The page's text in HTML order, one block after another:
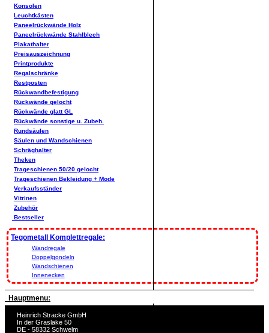
Konsolen
Leuchtkästen
Paneelrückwände Holz
Paneelrückwände Stahlblech
Plakathalter
Preisauszeichnung
Printprodukte
Regalschränke
Restposten
Rückwandbefestigung
Rückwände gelocht
Rückwände glatt GL
Rückwände sonstige u. Zubeh.
Rundsäulen
Säulen und Wandschienen
Schräghalter
Theken
Trageschienen 50/20 gelocht
Trageschienen Bekleidung + Mode
Verkaufsständer
Vitrinen
Zubehör
Bestseller
Tegometall Komplettregale:
Wandregale
Doppelgondeln
Wandschienen
Innenecken
Hauptmenu:
Heinrich Stracke GmbH
In der Graslake 50
DE - 58332 Schwelm